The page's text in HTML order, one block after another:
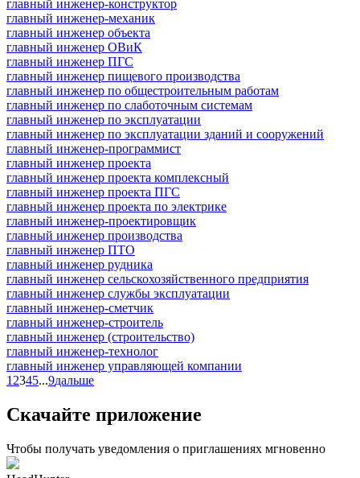
главный инженер-конструктор
главный инженер-механик
главный инженер объекта
главный инженер ОВиК
главный инженер ПГС
главный инженер пищевого производства
главный инженер по общестроительным работам
главный инженер по слаботочным системам
главный инженер по эксплуатации
главный инженер по эксплуатации зданий и сооружений
главный инженер-программист
главный инженер проекта
главный инженер проекта комплексный
главный инженер проекта ПГС
главный инженер проекта по электрике
главный инженер-проектировщик
главный инженер производства
главный инженер ПТО
главный инженер рудника
главный инженер сельскохозяйственного предприятия
главный инженер службы эксплуатации
главный инженер-сметчик
главный инженер-строитель
главный инженер (строительство)
главный инженер-технолог
главный инженер управляющей компании
1 2345...9дальше
Скачайте приложение
Чтобы получать уведомления о приглашениях мгновенно